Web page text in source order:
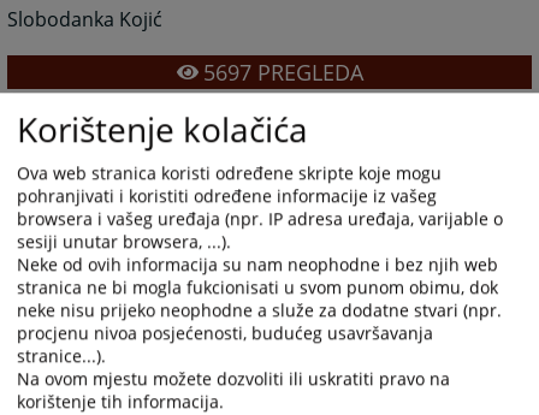
Slobodanka Kojić
5697PREGLEDA
Korištenje kolačića
Ova web stranica koristi određene skripte koje mogu
pohranjivati i koristiti određene informacije iz vašeg
browsera i vašeg uređaja (npr. IP adresa uređaja, varijable o
sesiji unutar browsera, ...).
Neke od ovih informacija su nam neophodne i bez njih web
stranica ne bi mogla fukcionisati u svom punom obimu, dok
neke nisu prijeko neophodne a služe za dodatne stvari (npr.
procjenu nivoa posjećenosti, budućeg usavršavanja
stranice...).
Na ovom mjestu možete dozvoliti ili uskratiti pravo na
korištenje tih informacija.